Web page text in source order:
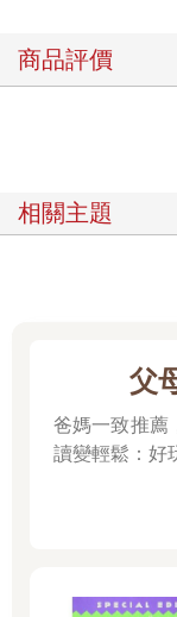
商品評價
相關主題
父
爸媽一致推薦
讀變輕鬆：好